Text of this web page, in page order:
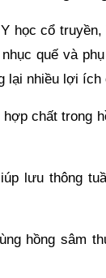
học cổ truyền,
quế và
lại nhiều lợi
chất trong
lưu thông
hồng sâm